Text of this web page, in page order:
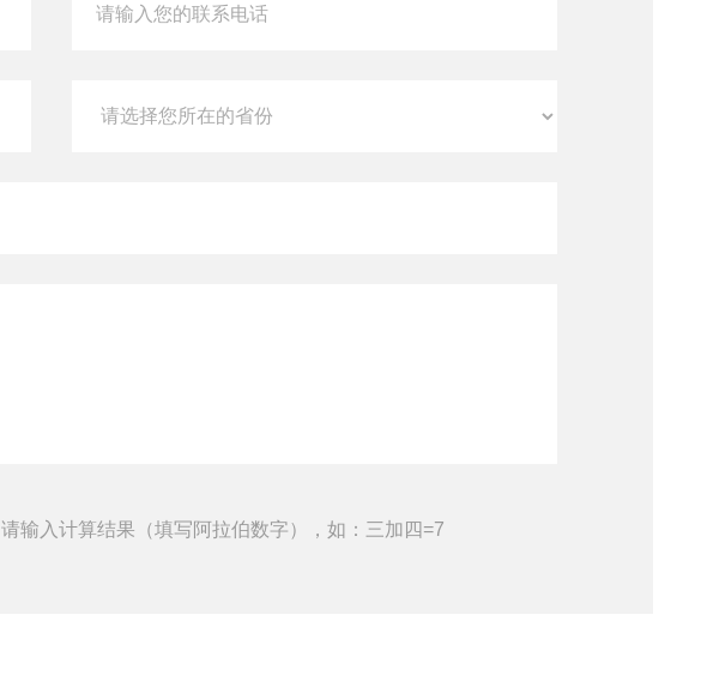
请输入计算结果（填写阿拉伯数字），如：三加四=7